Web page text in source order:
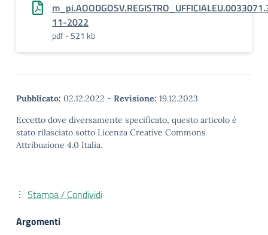
11-2022
pdf - 521 kb
Pubblicato: 02.12.2022 - Revisione: 19.12.2023
Eccetto dove diversamente specificato, questo articolo è
stato rilasciato sotto Licenza Creative Commons
Attribuzione 4.0 Italia.
Stampa / Condividi
Argomenti